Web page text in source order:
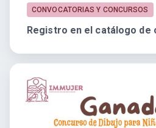
CONVOCATORIAS Y CONCURSOS